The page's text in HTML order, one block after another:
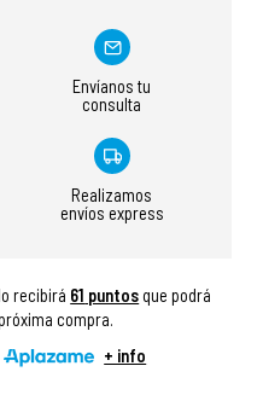
Envíanos tu
consulta
Realizamos
envíos express
recibirá 61 puntos que podrá
compra.
+ info